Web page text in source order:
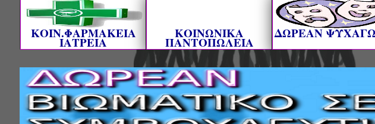
ΚΟΙΝ.ΦΑΡΜΑΚΕΙΑ
ΙΑΤΡΕΙΑ
ΚΟΙΝΩΝΙΚΑ
ΠΑΝΤΟΠΩΛΕΙΑ
ΔΩΡΕΑΝ